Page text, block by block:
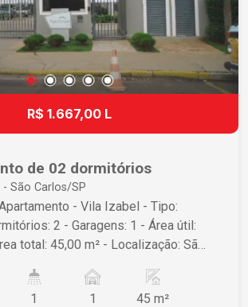
R$ 1.667,00 L
de 02 dormitórios
- São Carlos/SP
- Vila Izabel - Tipo:
2 - Garagens: 1 - Área útil:
total: 45,00 m² - Localização: São
e agendar uma visita!
1 1 45 m²